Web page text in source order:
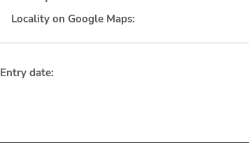
Locality on Google Maps:
Entry date: